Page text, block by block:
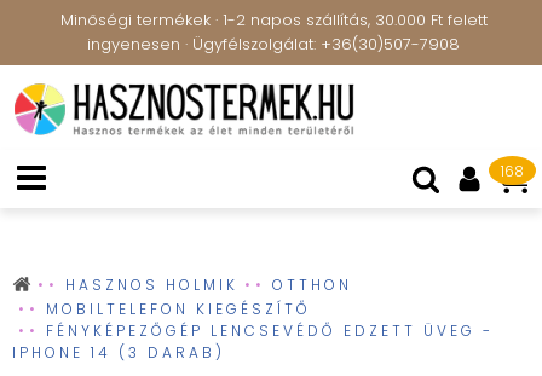
Minőségi termékek · 1-2 napos szállítás, 30.000 Ft felett
ingyenesen · Ügyfélszolgálat: +36(30)507-7908
168
HASZNOS HOLMIK
OTTHON
MOBILTELEFON KIEGÉSZÍTŐ
FÉNYKÉPEZŐGÉP LENCSEVÉDŐ EDZETT ÜVEG -
IPHONE 14 (3 DARAB)